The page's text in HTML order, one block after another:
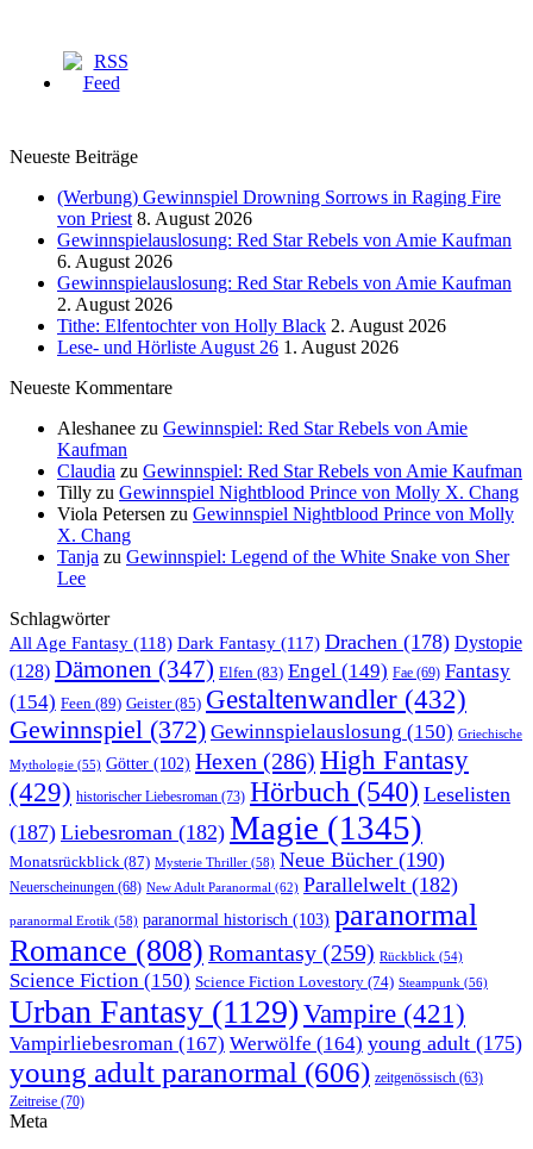
Neueste Beiträge
(Werbung) Gewinnspiel Drowning Sorrows in Raging Fire
von Priest 8. August 2026
Gewinnspielauslosung: Red Star Rebels von Amie Kaufman
6. August 2026
Gewinnspielauslosung: Red Star Rebels von Amie Kaufman
2. August 2026
Tithe: Elfentochter von Holly Black 2. August 2026
Lese- und Hörliste August 26 1. August 2026
Neueste Kommentare
Aleshanee zu Gewinnspiel: Red Star Rebels von Amie
Kaufman
Claudia zu Gewinnspiel: Red Star Rebels von Amie Kaufman
Tilly zu Gewinnspiel Nightblood Prince von Molly X. Chang
Viola Petersen zu Gewinnspiel Nightblood Prince von Molly
X. Chang
Tanja zu Gewinnspiel: Legend of the White Snake von Sher
Lee
Schlagwörter
All Age Fantasy (118) Dark Fantasy (117) Drachen (178) Dystopie
(128) Dämonen (347) Elfen (83) Engel (149) Fae (69) Fantasy
(154) Feen (89) Geister(85) Gestaltenwandler (432)
Gewinnspiel (372) Gewinnspielauslosung (150) Griechische
Mythologie (55) Götter (102) Hexen (286) High Fantasy
(429) historischer Liebesroman (73) Hörbuch (540) Leselisten
(187) Liebesroman (182) Magie (1345)
Monatsrückblick (87) Mysterie Thriller (58) Neue Bücher (190)
Neuerscheinungen (68) New Adult Paranormal (62) Parallelwelt (182)
paranormal Erotik (58) paranormal historisch (103) paranormal
Romance (808) Romantasy (259) Rückblick (54)
Science Fiction (150) Science Fiction Lovestory (74) Steampunk (56)
Urban Fantasy (1129) Vampire (421)
Vampirliebesroman (167) Werwölfe (164) young adult (175)
young adult paranormal (606) zeitgenössisch (63)
Zeitreise (70)
Meta